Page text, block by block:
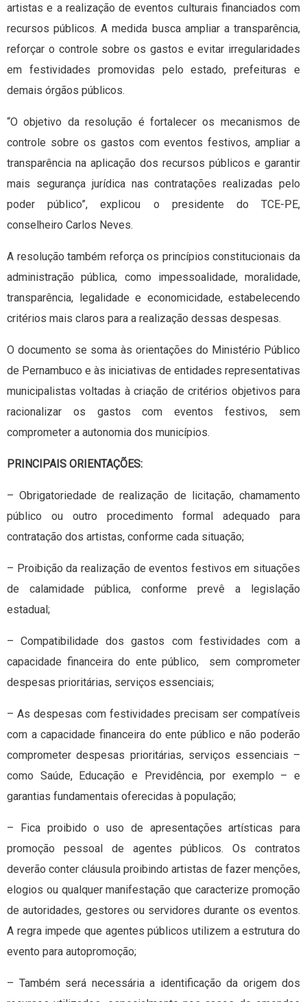
artistas e a realização de eventos culturais financiados com
recursos públicos. A medida busca ampliar a transparência,
reforçar o controle sobre os gastos e evitar irregularidades
em festividades promovidas pelo estado, prefeituras e
demais órgãos públicos.
“O objetivo da resolução é fortalecer os mecanismos de
controle sobre os gastos com eventos festivos, ampliar a
transparência na aplicação dos recursos públicos e garantir
mais segurança jurídica nas contratações realizadas pelo
poder público”, explicou o presidente do TCE-PE,
conselheiro Carlos Neves.
A resolução também reforça os princípios constitucionais da
administração pública, como impessoalidade, moralidade,
transparência, legalidade e economicidade, estabelecendo
critérios mais claros para a realização dessas despesas.
O documento se soma às orientações do Ministério Público
de Pernambuco e às iniciativas de entidades representativas
municipalistas voltadas à criação de critérios objetivos para
racionalizar os gastos com eventos festivos, sem
comprometer a autonomia dos municípios.
PRINCIPAIS ORIENTAÇÕES:
– Obrigatoriedade de realização de licitação, chamamento
público ou outro procedimento formal adequado para
contratação dos artistas, conforme cada situação;
– Proibição da realização de eventos festivos em situações
de calamidade pública, conforme prevê a legislação
estadual;
– Compatibilidade dos gastos com festividades com a
capacidade financeira do ente público, sem comprometer
despesas prioritárias, serviços essenciais;
– As despesas com festividades precisam ser compatíveis
com a capacidade financeira do ente público e não poderão
comprometer despesas prioritárias, serviços essenciais –
como Saúde, Educação e Previdência, por exemplo – e
garantias fundamentais oferecidas à população;
– Fica proibido o uso de apresentações artísticas para
promoção pessoal de agentes públicos. Os contratos
deverão conter cláusula proibindo artistas de fazer menções,
elogios ou qualquer manifestação que caracterize promoção
de autoridades, gestores ou servidores durante os eventos.
A regra impede que agentes públicos utilizem a estrutura do
evento para autopromoção;
– Também será necessária a identificação da origem dos